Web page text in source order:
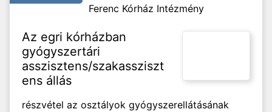
Ferenc Kórház Intézmény
Az egri kórházban
gyógyszertári
asszisztens/szakassziszt
ens állás
részvétel az osztályok gyógyszerellátásának